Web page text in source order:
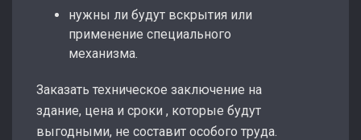
нужны ли будут вскрытия или
применение специального
механизма.
Заказать техническое заключение на
здание, цена и сроки , которые будут
выгодными, не составит особого труда.